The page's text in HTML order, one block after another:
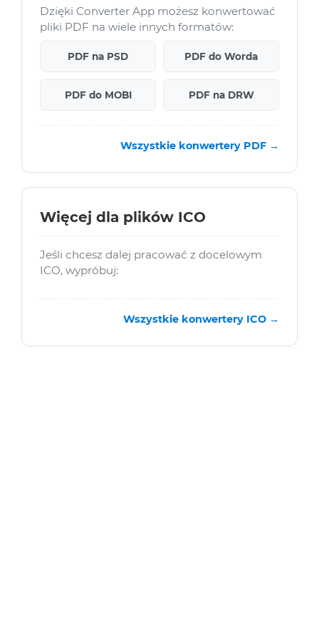
Dzięki Converter App możesz konwertować
pliki PDF na wiele innych formatów:
PDF na PSD PDF do Worda
PDF do MOBI PDF na DRW
Wszystkie konwertery PDF →
Więcej dla plików ICO
Jeśli chcesz dalej pracować z docelowym
ICO, wypróbuj:
Wszystkie konwertery ICO →